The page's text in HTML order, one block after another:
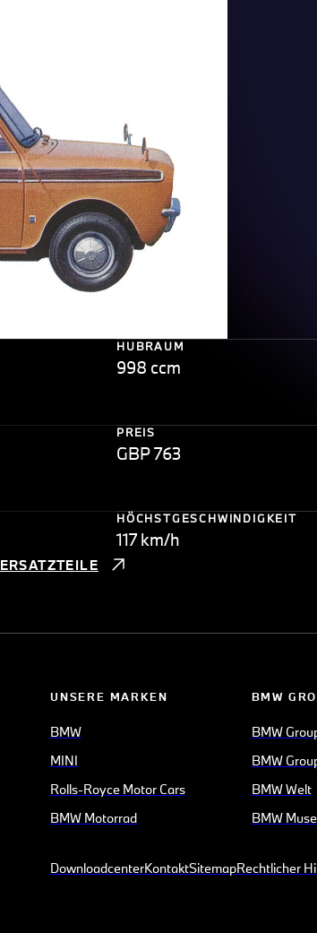
HUBRAUM
998 ccm
PREIS
GBP 763
HÖCHSTGESCHWINDIGKEIT
117 km/h
ERSATZTEILE
UNSERE MARKEN
BMW
MINI
Rolls-Royce Motor Cars
BMW Motorrad
BMW
BMW
BMW
BMW Welt
BMW
DownloadcenterKontaktSitemapRechtlicher